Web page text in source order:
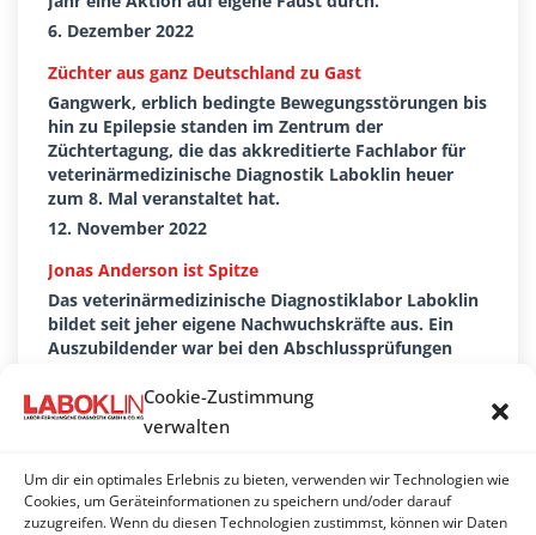
Cookie-Zustimmung
verwalten
Um dir ein optimales Erlebnis zu bieten, verwenden wir Technologien wie
Cookies, um Geräteinformationen zu speichern und/oder darauf
zuzugreifen. Wenn du diesen Technologien zustimmst, können wir Daten
6. Dezember 2022
Züchter aus ganz Deutschland zu Gast
Gangwerk, erblich bedingte Bewegungsstörungen bis
hin zu Epilepsie standen im Zentrum der
Züchtertagung, die das akkreditierte Fachlabor für
veterinärmedizinische Diagnostik Laboklin heuer
zum 8. Mal veranstaltet hat.
12. November 2022
Jonas Anderson ist Spitze
Das veterinärmedizinische Diagnostiklabor Laboklin
bildet seit jeher eigene Nachwuchskräfte aus. Ein
Auszubildender war bei den Abschlussprüfungen
beeindruckendes Prüfungsergebnis
19. Oktober 2022
Dr. Elisabeth Müller und Landtagspräsidentin a. D.
Barbara Stamm gehen als Botschafterinnen Bayerns